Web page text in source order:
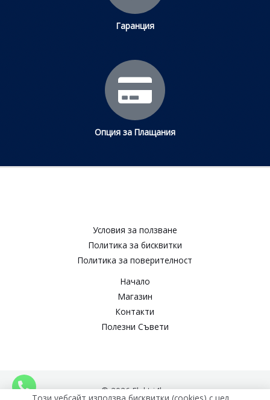
Гаранция
Опция за Плащания
Условия за ползване​
Политика за бисквитки​
Политика за поверителност​
Начало
Магазин
Контакти
Полезни Съвети
© 2026 Elektri4ko